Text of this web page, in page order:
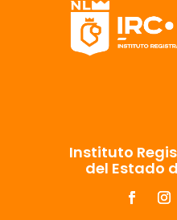
Instituto
del Estado